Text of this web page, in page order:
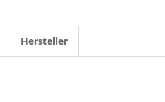
Hersteller